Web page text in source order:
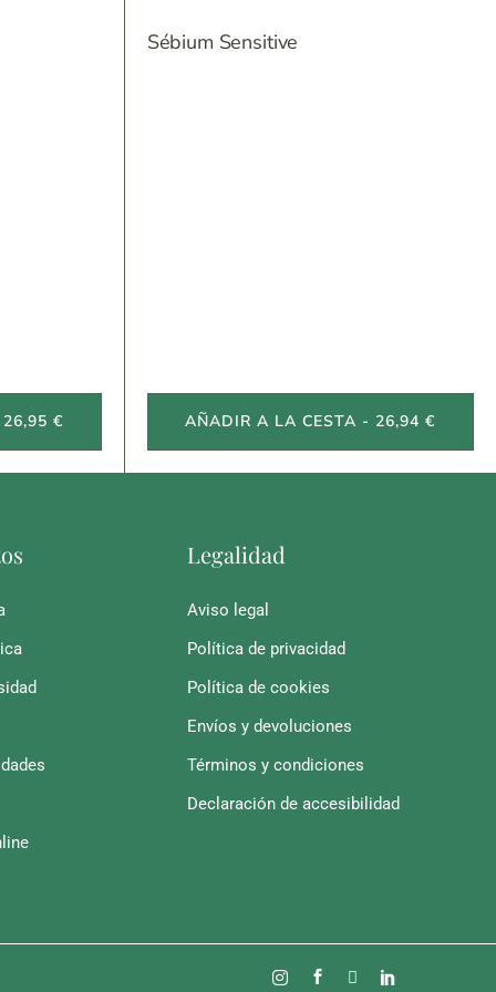
€
Sébium Sensitive
AÑADIR A LA CESTA - 26,94 €
Legalidad
Aviso legal
Política de privacidad
Política de cookies
Envíos y devoluciones
Términos y condiciones
Declaración de accesibilidad